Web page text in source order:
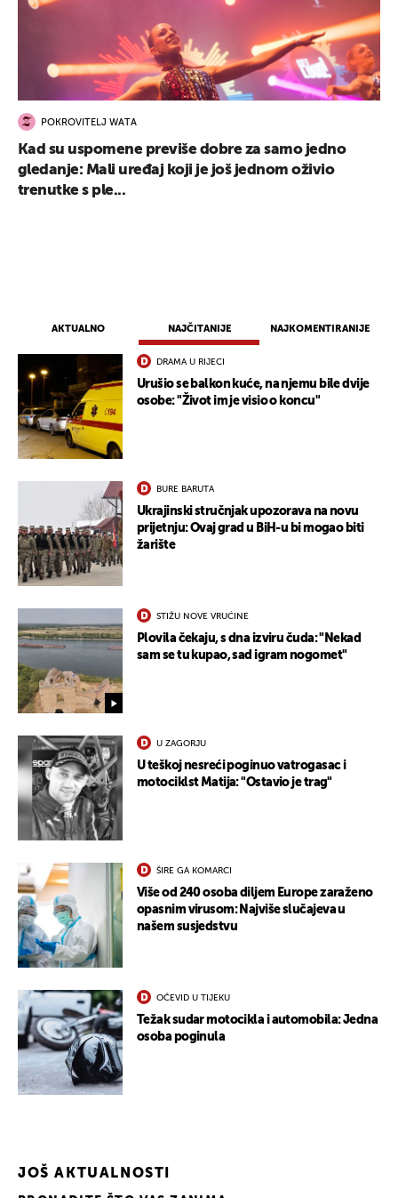
AKTUALNO NAJČITANIJE NAJKOMENTIRANIJE
DRAMA U RIJECI
Urušio se balkon kuće, na njemu bile dvije
osobe: "Život im je visio o koncu"
BURE BARUTA
Ukrajinski stručnjak upozorava na novu
prijetnju: Ovaj grad u BiH-u bi mogao biti
žarište
STIŽU NOVE VRUĆINE
Plovila čekaju, s dna izviru čuda: "Nekad
sam se tu kupao, sad igram nogomet"
U ZAGORJU
U teškoj nesreći poginuo vatrogasac i
motociklst Matija: "Ostavio je trag"
ŠIRE GA KOMARCI
Više od 240 osoba diljem Europe zaraženo
opasnim virusom: Najviše slučajeva u
našem susjedstvu
OČEVID U TIJEKU
Težak sudar motocikla i automobila: Jedna
osoba poginula
JOŠ AKTUALNOSTI
POKROVITELJ WATA
Kad su uspomene previše dobre za samo jedno
gledanje: Mali uređaj koji je još jednom oživio
trenutke s ple...
UKLJUČITE NOTIFIKACIJE